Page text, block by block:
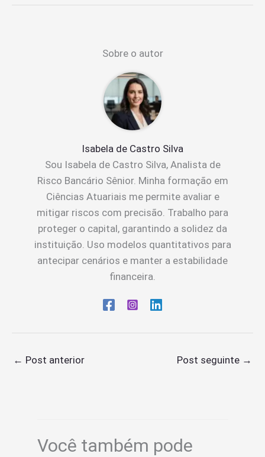
Sobre o autor
Isabela de Castro Silva
Sou Isabela de Castro Silva, Analista de
Risco Bancário Sênior. Minha formação em
Ciências Atuariais me permite avaliar e
mitigar riscos com precisão. Trabalho para
proteger o capital, garantindo a solidez da
instituição. Uso modelos quantitativos para
antecipar cenários e manter a estabilidade
financeira.
← Post anterior Post seguinte →
Você também pode